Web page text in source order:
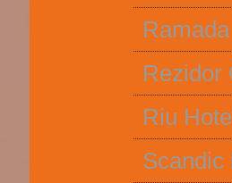
Rezidor
Riu
Scandic